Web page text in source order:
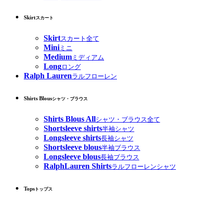
Skirtスカート
Skirtスカート全て
Miniミニ
Medium ミディアム
Longロング
Ralph Laurenラルフローレン
Shirts Blousシャツ・ブラウス
Shirts Blous Allシャツ・ブラウス全て
Shortsleeve shirts半袖シャツ
Longsleeve shirts長袖シャツ
Shortsleeve blous半袖ブラウス
Longsleeve blous長袖ブラウス
RalphLauren Shirtsラルフローレンシャツ
Tops トップス